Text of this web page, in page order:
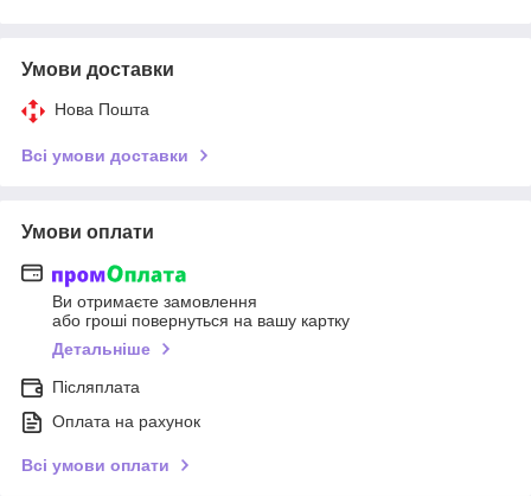
Умови доставки
Нова Пошта
Всі умови доставки
Умови оплати
Ви отримаєте замовлення
або гроші повернуться на вашу картку
Детальніше
Післяплата
Оплата на рахунок
Всі умови оплати